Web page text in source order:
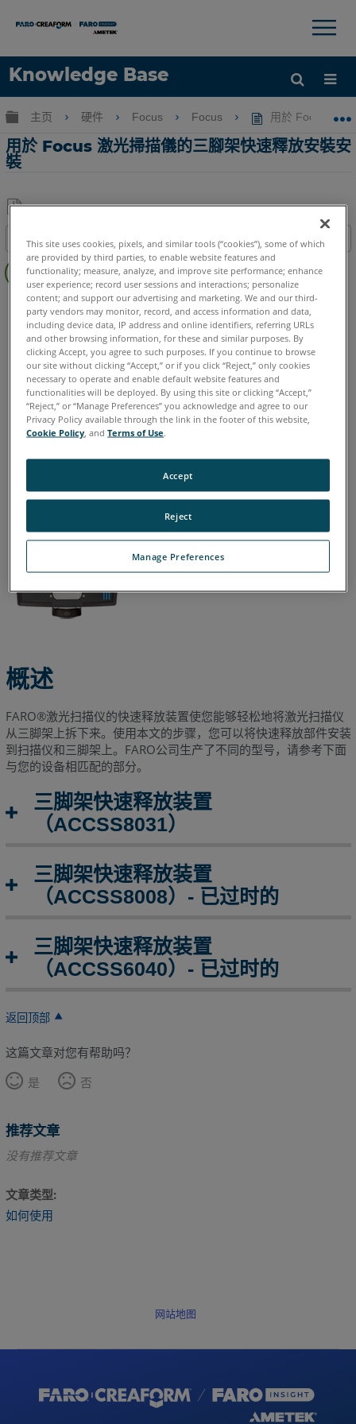
Knowledge Base
语言
×
扩展/隐缩全局层次
主页 硬件 Focus Focus 用於 Focus 激光
用於 Focus 激光掃描儀的三腳架快速釋放安裝安
裝
另
存
为
PDF
目录
概
述
三
脚
架
快
速
释
放
装
置
（ACCSS8031）
集
件
将
安
装
到
扫
仪
的
安
装
脚
架
定
到
三
扫
3D激光掃描儀 Focus Core Focus Premium
Focus Premium Max Focus S Focus S Plus Focus M
德语 意大利语 日语 法语 简体中文 英语 葡萄牙语
西班牙语 韩语
概述
FARO®激光扫描仪的快速释放装置使您能够轻松地将激光扫描仪
从三脚架上拆下来。使用本文的步骤，您可以将快速释放部件安装
到扫描仪和三脚架上。FARO公司生产了不同的型号，请参考下面
与您的设备相匹配的部分。
三脚架快速释放装置
（ACCSS8031）
三脚架快速释放装置
（ACCSS8008）- 已过时的
三脚架快速释放装置
（ACCSS6040）- 已过时的
返回顶部
这篇文章对您有帮助吗？
是
否
推荐文章
没有推荐文章
文章类型
如何使用
网站地图
This site uses cookies, pixels, and similar tools (“cookies”), some of which
are provided by third parties, to enable website features and
functionality; measure, analyze, and improve site performance; enhance
user experience; record user sessions and interactions; personalize
content; and support our advertising and marketing. We and our third-
party vendors may monitor, record, and access information and data,
including device data, IP address and online identifiers, referring URLs
and other browsing information, for these and similar purposes. By
clicking Accept, you agree to such purposes. If you continue to browse
our site without clicking “Accept,” or if you click “Reject,” only cookies
necessary to operate and enable default website features and
functionalities will be deployed. By using this site or clicking “Accept,”
“Reject,” or “Manage Preferences” you acknowledge and agree to our
Privacy Policy available through the link in the footer of this website,
Cookie Policy , andTerms of Use.
Manage Preferences
Reject
Accept